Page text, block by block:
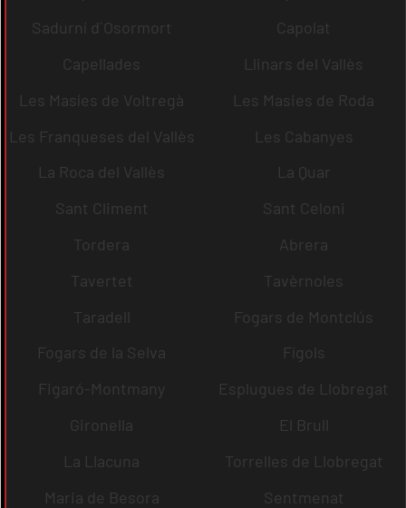
Sadurní d´Osormort
Capolat
Capellades
Llinars del Vallès
Les Masíes de Voltregà
Les Masies de Roda
Les Franqueses del Vallès
Les Cabanyes
La Roca del Vallès
La Quar
Sant Climent
Sant Celoni
Tordera
Abrera
Tavertet
Tavèrnoles
Taradell
Fogars de Montclús
Fogars de la Selva
Fígols
Figaró-Montmany
Esplugues de Llobregat
Gironella
El Brull
La Llacuna
Torrelles de Llobregat
Maria de Besora
Sentmenat